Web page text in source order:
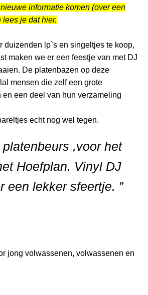
informatie komen (over een
je dat hier.
duizenden lp`s en singeltjes te koop,
maken we er een feestje van met DJ
De platenbazen op deze
mensen die zelf een grote
een deel van hun verzameling
echt nog wel tegen.
platenbeurs ,voor het
Hoefplan. Vinyl DJ
een lekker sfeertje. ”
jong volwassenen, volwassenen en